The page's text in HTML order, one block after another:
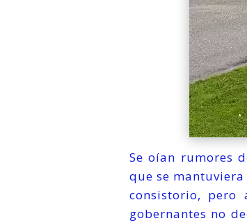
Se oían rumores
que se
consistorio, pero
gobernantes no